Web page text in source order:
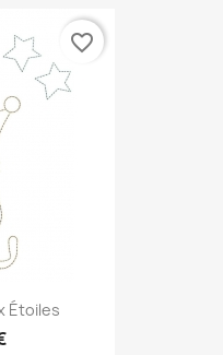
Étoiles
favorite_border